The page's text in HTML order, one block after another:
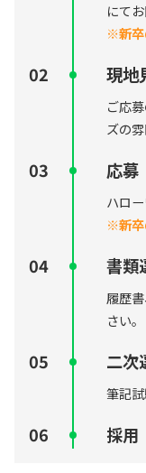
にて
※新卒
現地
ご応
ズの
応募
ハロ
※新卒
書類
履歴
さい。
二次
筆記試
採用